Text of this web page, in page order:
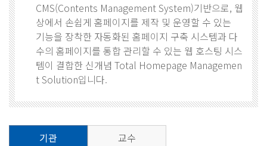
CMS(Contents Management System)기반으로, 웹
상에서 손쉽게 홈페이지를 제작 및 운영할 수 있는
기능을 장착한 자동화된 홈페이지 구축 시스템과 다
수의 홈페이지를 통합 관리할 수 있는 웹 호스팅 시스
템이 결합한 신개념 Total Homepage Managemen
t Solution입니다.
기관 교수